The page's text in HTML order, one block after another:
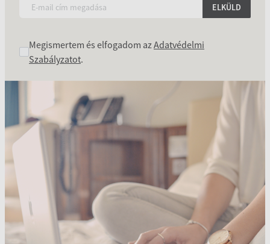
ELKÜLD
Megismertem és elfogadom azAdatvédelmi
Szabályzatot.